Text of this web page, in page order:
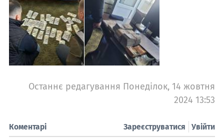
Останнє редагування Понеділок, 14 жовтня
2024 13:53
Коментарі Увійти
Зареєструватися